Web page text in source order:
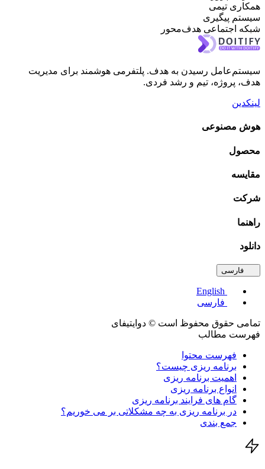
تیمی
پیگیری
اجتماعی هدف‌محور
رسیدن به هدف. پلتفرمی هوشمند برای مدیریت
پروژه، تیم و رشد فردی.
مصنوعی
فارسی
English
فارسی
حقوق محفوظ است © دوایتیفای
مطالب
فهرست محتوا
برنامه ریزی چیست؟
اهمیت برنامه ریزی
انواع برنامه ریزی
گام های فرایند برنامه ریزی
در برنامه ریزی به چه مشکلاتی بر می خوریم؟
جمع بندی